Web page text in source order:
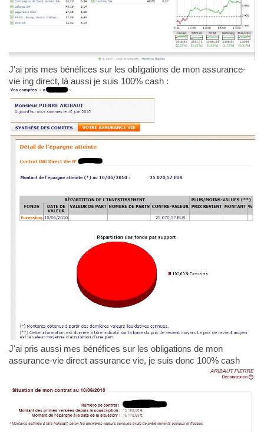
J'ai pris mes bénéfices sur les obligations de mon assurance-
vie ing direct, là aussi je suis 100% cash :
J'ai pris aussi mes bénéfices sur les obligations de mon
assurance-vie direct assurance vie, je suis donc 100% cash